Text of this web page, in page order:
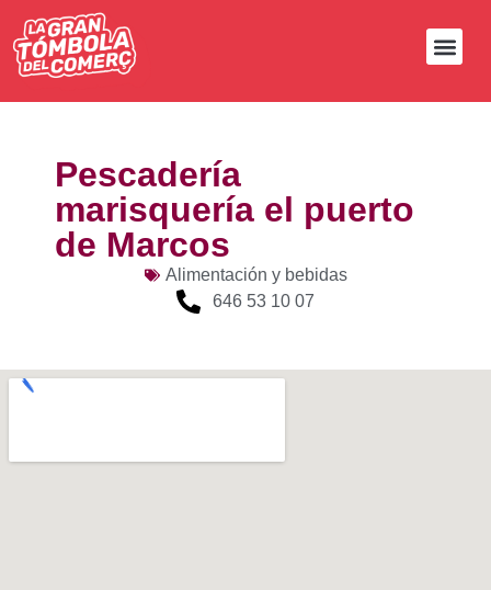
Pescadería
marisquería el puerto
de Marcos
Alimentación y bebidas
646 53 10 07